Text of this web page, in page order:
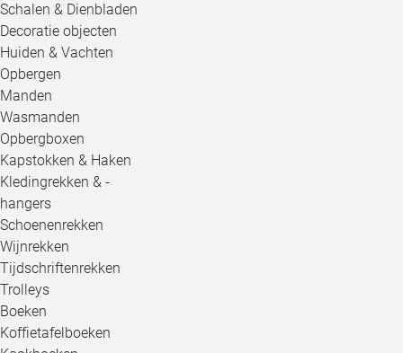
Schalen & Dienbladen
Decoratie objecten
Huiden & Vachten
Opbergen
Manden
Wasmanden
Opbergboxen
Kapstokken & Haken
Kledingrekken & -
hangers
Schoenenrekken
Wijnrekken
Tijdschriftenrekken
Trolleys
Boeken
Koffietafelboeken